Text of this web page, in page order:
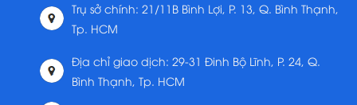
Trụ sở chính: 21/11B Bình Lợi, P. 13, Q. Bình Thạnh,
Tp. HCM
Địa chỉ giao dịch: 29-31 Đinh Bộ Lĩnh, P. 24, Q.
Bình Thạnh, Tp. HCM